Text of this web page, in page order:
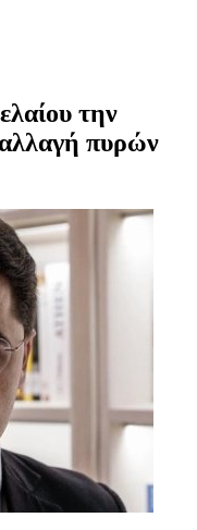
την
πυρών